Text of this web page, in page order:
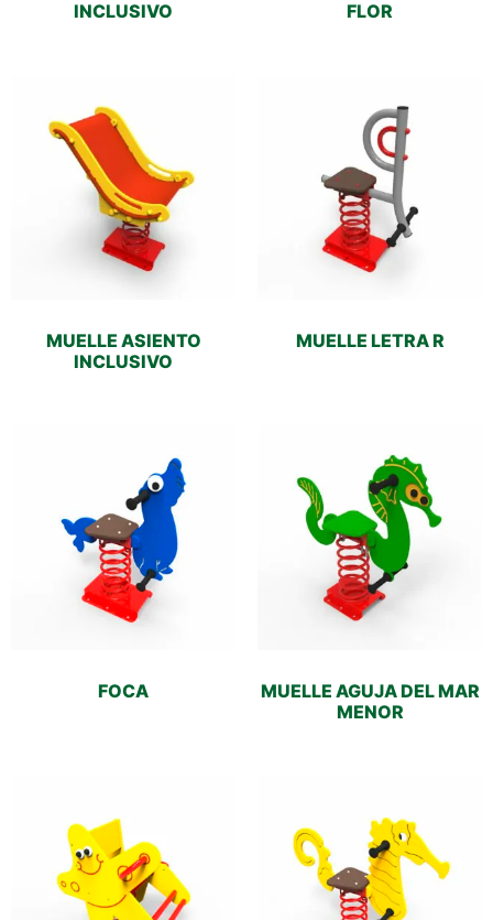
INCLUSIVO
FLOR
MUELLE ASIENTO
INCLUSIVO
MUELLE LETRA R
FOCA
MUELLE AGUJA DEL MAR
MENOR